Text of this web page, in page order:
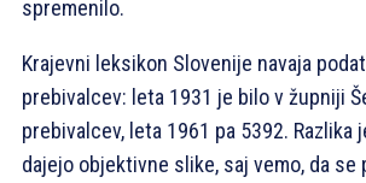
spremenilo.
Krajevni leksikon Slovenije navaja
prebivalcev: leta 1931 je bilo v župniji
prebivalcev, leta 1961 pa 5392. Razlika
dajejo objektivne slike, saj vemo, da